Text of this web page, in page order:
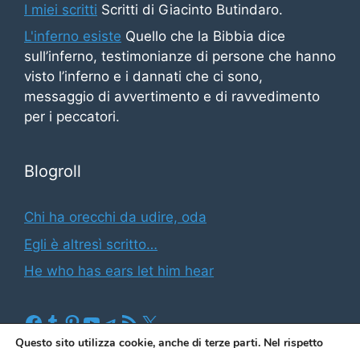
I miei scritti Scritti di Giacinto Butindaro.
L'inferno esiste Quello che la Bibbia dice
sull’inferno, testimonianze di persone che hanno
visto l’inferno e i dannati che ci sono,
messaggio di avvertimento e di ravvedimento
per i peccatori.
Blogroll
Chi ha orecchi da udire, oda
Egli è altresì scritto…
He who has ears let him hear
Facebook
Tumblr
Pinterest
YouTube
Telegram
Feed RSS
X
Questo sito utilizza cookie, anche di terze parti. Nel rispetto